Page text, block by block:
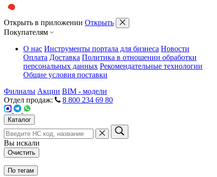
Открыть в приложении Открыть
Покупателям
О нас Инструменты портала для бизнеса Новости
Оплата Доставка Политика в отношении обработки
персональных данных Рекомендательные технологии
Общие условия поставки
Филиалы Акции BIM - модели
Отдел продаж:
8 800 234 69 80
Каталог
Вы искали
Очистить
По тегам